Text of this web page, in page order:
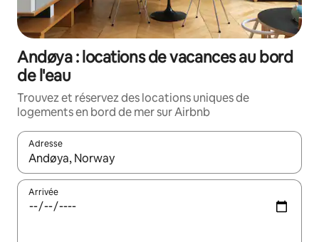
Andøya : locations de vacances au bord
de l'eau
Trouvez et réservez des locations uniques de
logements en bord de mer sur Airbnb
Adresse
Lorsque les résultats s'affichent, utilisez les flèches vers le
Arrivée